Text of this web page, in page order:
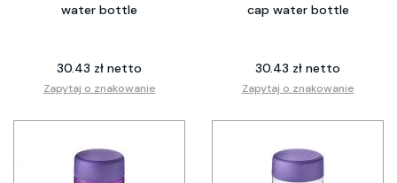
water bottle
30.43 zł netto
Zapytaj o znakowanie
cap water bottle
30.43 zł netto
Zapytaj o znakowanie